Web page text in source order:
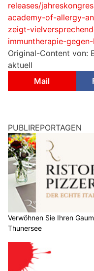
releases/
academy-of-allergy-
zeigt-
immuntherapie-
Original-Content von:
aktuell
Mail
PUBLIREPORTAGEN
Verwöhnen Sie Ihren
Thunersee